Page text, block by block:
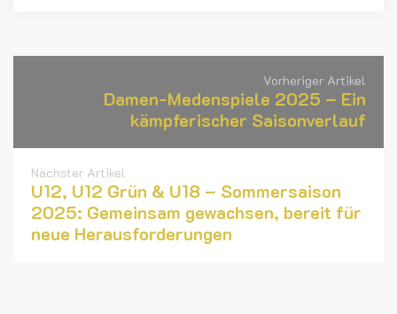
Vorheriger Artikel
Damen-Medenspiele 2025 – Ein
kämpferischer Saisonverlauf
Nächster Artikel
U12, U12 Grün & U18 – Sommersaison
2025: Gemeinsam gewachsen, bereit für
neue Herausforderungen